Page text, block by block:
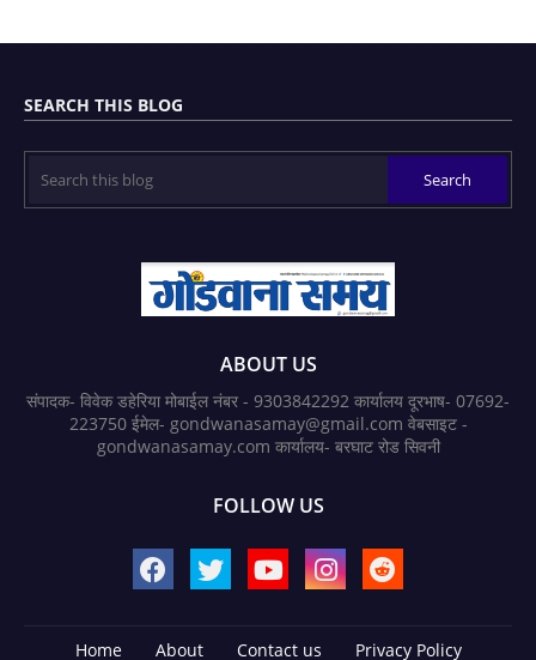
SEARCH THIS BLOG
ABOUT US
संपादक- विवेक डहेरिया मोबाईल नंबर - 9303842292 कार्यालय दूरभाष- 07692-
223750 ईमेल- gondwanasamay@gmail.com वेबसाइट -
gondwanasamay.com कार्यालय- बरघाट रोड सिवनी
FOLLOW US
Home About Contact us Privacy Policy